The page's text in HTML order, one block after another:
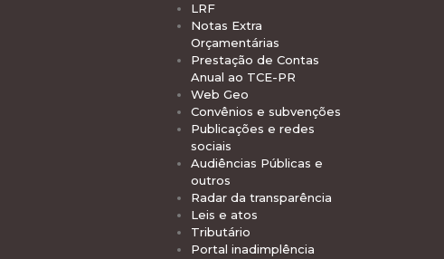
LRF
Notas Extra
Orçamentárias
Prestação de Contas
Anual ao TCE-PR
Web Geo
Convênios e subvenções
Publicações e redes
sociais
Audiências Públicas e
outros
Radar da transparência
Leis e atos
Tributário
Portal inadimplência